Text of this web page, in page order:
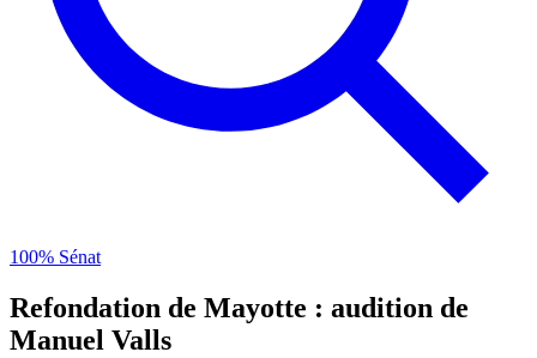
100% Sénat
Refondation de Mayotte : audition de
Manuel Valls